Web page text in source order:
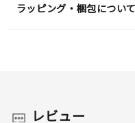
ラッピング・梱包について
レビュー